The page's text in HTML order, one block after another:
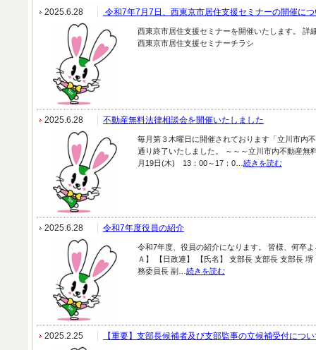
2025.6.28 令和7年7月7日、西東京市居住支援セミナーの開催に
西東京市居住支援セミナーを開催いたします。
西東京市居住支援セミナーチラシ
2025.6.28 不動産無料法律相談会を開催いたしました
毎月第３木曜日に開催されております「立川市内
通り終了いたしました。 ～～～立川市内不動
月19日(木) 13：00～17：0… 続きを読む
2025.6.28 令和7年度役員の紹介
令和7年度、役員の紹介になります。 皆様、何卒
Ａ】 【日政連】 【氏名】 支部長 支部長 支部長
務委員長 副… 続きを読む
2025.2.25 【重要】支部長候補者及び支部監事の立候補受付につ